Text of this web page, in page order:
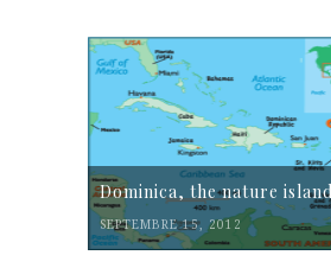
Dominica, the nature
SEPTEMBRE 15, 2012